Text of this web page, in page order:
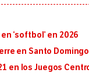
‘softbol’ en 2026
en Santo
en los Juegos
presidente de
candidatura